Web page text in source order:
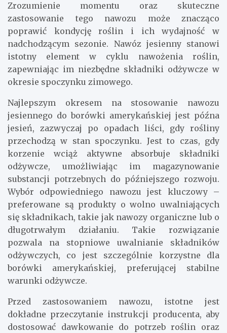
Zrozumienie momentu oraz skuteczne
zastosowanie tego nawozu może znacząco
poprawić kondycję roślin i ich wydajność w
nadchodzącym sezonie. Nawóz jesienny stanowi
istotny element w cyklu nawożenia roślin,
zapewniając im niezbędne składniki odżywcze w
okresie spoczynku zimowego.
Najlepszym okresem na stosowanie nawozu
jesiennego do borówki amerykańskiej jest późna
jesień, zazwyczaj po opadach liści, gdy rośliny
przechodzą w stan spoczynku. Jest to czas, gdy
korzenie wciąż aktywne absorbuje składniki
odżywcze, umożliwiając im magazynowanie
substancji potrzebnych do późniejszego rozwoju.
Wybór odpowiedniego nawozu jest kluczowy –
preferowane są produkty o wolno uwalniających
się składnikach, takie jak nawozy organiczne lub o
długotrwałym działaniu. Takie rozwiązanie
pozwala na stopniowe uwalnianie składników
odżywczych, co jest szczególnie korzystne dla
borówki amerykańskiej, preferującej stabilne
warunki odżywcze.
Przed zastosowaniem nawozu, istotne jest
dokładne przeczytanie instrukcji producenta, aby
dostosować dawkowanie do potrzeb roślin oraz